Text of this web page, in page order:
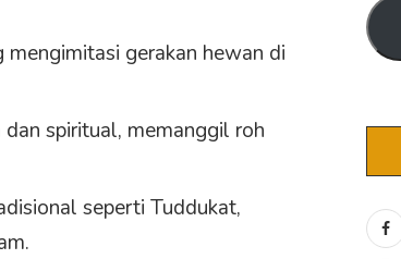
gerakan hewan di
spiritual, memanggil roh
seperti Tuddukat,